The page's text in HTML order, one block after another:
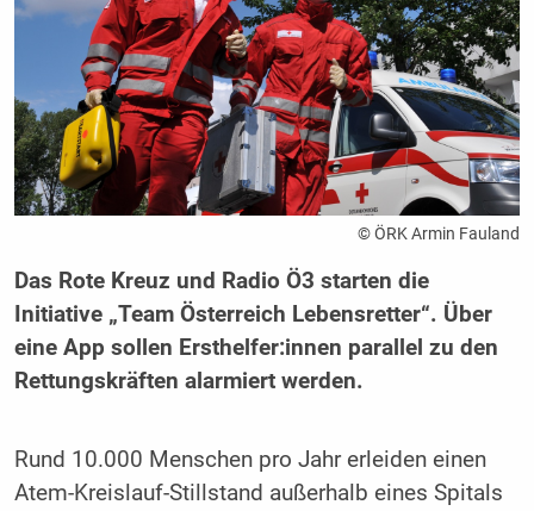
© ÖRK Armin Fauland
Das Rote Kreuz und Radio Ö3 starten die
Initiative „Team Österreich Lebensretter“. Über
eine App sollen Ersthelfer:innen parallel zu den
Rettungskräften alarmiert werden.
Rund 10.000 Menschen pro Jahr erleiden einen
Atem-Kreislauf-Stillstand außerhalb eines Spitals